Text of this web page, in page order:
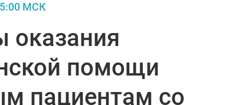
МСК
оказания
помощи
пациентам со